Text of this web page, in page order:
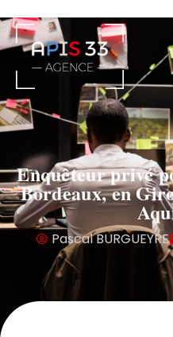
Enquêteur privé
Bordeaux, en
Pascal BURGUEYRE